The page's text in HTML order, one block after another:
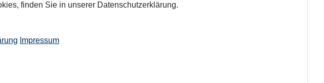
finden Sie in unserer Datenschutzerklärung.
Impressum